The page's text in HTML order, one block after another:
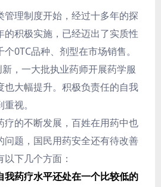
理制度开始，经过十多年的探
的积极实施，已经迈出了实质性
0TC品种、剂型在市场销售。
，一大批执业药师开展药学服
也大幅提升。积极负责任的自我
视。
的不断发展，百姓在用药中也
问题，国民用药安全还有待改善
下几个方面：
我药疗水平还处在一个比较低的